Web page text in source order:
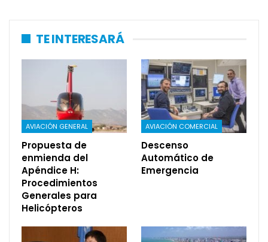
TE INTERESARÁ
AVIACIÓN GENERAL
Propuesta de
enmienda del
Apéndice H:
Procedimientos
Generales para
Helicópteros
AVIACIÓN COMERCIAL
Descenso
Automático de
Emergencia